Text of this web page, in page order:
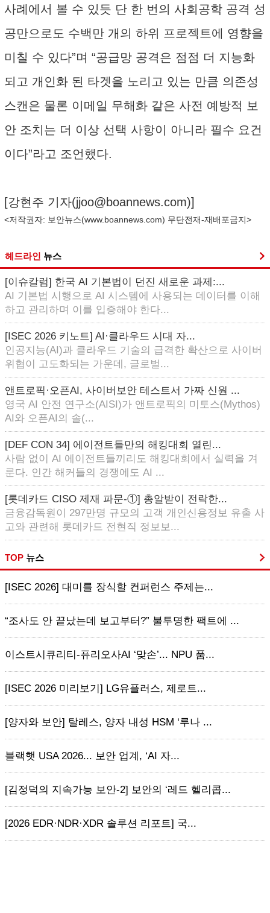
사례에서 볼 수 있듯 단 한 번의 사회공학 공격 성
공만으로도 수백만 개의 하위 프로젝트에 영향을
미칠 수 있다”며 “공급망 공격은 점점 더 지능화
되고 개인화 된 타겟을 노리고 있는 만큼 의존성
스캔은 물론 이메일 무해화 같은 사전 예방적 보
안 조치는 더 이상 선택 사항이 아니라 필수 요건
이다”라고 조언했다.
[강현주 기자(jjoo@boannews.com)]
<저작권자: 보안뉴스(www.boannews.com) 무단전재-재배포금지>
헤드라인 뉴스
[이슈칼럼] 한국 AI 기본법이 던진 새로운 과제:...
AI 기본법 시행으로 AI 시스템에 사용되는 데이터를 이해
하고 관리하며 이를 입증해야 한다...
[ISEC 2026 키노트] AI·클라우드 시대 자...
인공지능(AI)과 클라우드 기술의 급격한 확산으로 사이버
위협이 고도화되는 가운데, 글로벌...
앤트로픽·오픈AI, 사이버보안 테스트서 가짜 신원 ...
영국 AI 안전 연구소(AISI)가 앤트로픽의 미토스(Mythos)
AI와 오픈AI의 솔(...
[DEF CON 34] 에이전트들만의 해킹대회 열린...
사람 없이 AI 에이전트들끼리도 해킹대회에서 실력을 겨
룬다. 인간 해커들의 경쟁에도 AI ...
[롯데카드 CISO 제재 파문-①] 총알받이 전락한...
금융감독원이 297만명 규모의 고객 개인신용정보 유출 사
고와 관련해 롯데카드 전현직 정보보...
TOP 뉴스
[ISEC 2026] 대미를 장식할 컨퍼런스 주제는...
“조사도 안 끝났는데 보고부터?” 불투명한 팩트에 ...
이스트시큐리티-퓨리오사AI ‘맞손’... NPU 품...
[ISEC 2026 미리보기] LG유플러스, 제로트...
[양자와 보안] 탈레스, 양자 내성 HSM ‘루나 ...
블랙햇 USA 2026... 보안 업계, ‘AI 자...
[김정덕의 지속가능 보안-2] 보안의 ‘레드 헬리콥...
[2026 EDR·NDR·XDR 솔루션 리포트] 국...